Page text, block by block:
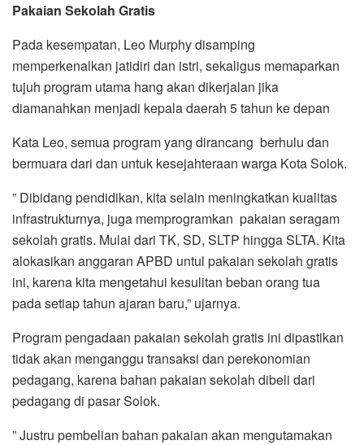
Pakaian Sekolah Gratis
Pada kesempatan, Leo Murphy disamping
memperkenalkan jatidiri dan istri, sekaligus memaparkan
tujuh program utama hang akan dikerjalan jika
diamanahkan menjadi kepala daerah 5 tahun ke depan
Kata Leo, semua program yang dirancang berhulu dan
bermuara dari dan untuk kesejahteraan warga Kota Solok.
” Dibidang pendidikan, kita selain meningkatkan kualitas
infrastrukturnya, juga memprogramkan pakaian seragam
sekolah gratis. Mulai dari TK, SD, SLTP hingga SLTA. Kita
alokasikan anggaran APBD untul pakaian sekolah gratis
ini, karena kita mengetahui kesulitan beban orang tua
pada setiap tahun ajaran baru,” ujarnya.
Program pengadaan pakaian sekolah gratis ini dipastikan
tidak akan menganggu transaksi dan perekonomian
pedagang, karena bahan pakaian sekolah dibeli dari
pedagang di pasar Solok.
” Justru pembelian bahan pakaian akan mengutamakan